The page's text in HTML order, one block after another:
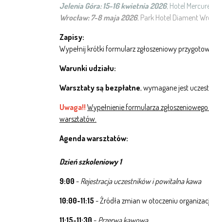
Jelenia Góra: 15-16 kwietnia 2026, Hotel
Wrocław: 7-8 maja 2026, Park Hotel Diament
Zapisy:
Wypełnij krótki formularz zgłoszeniowy
Warunki udziału:
Warsztaty są bezpłatne, wymagane jest
Uwaga!! Wypełnienie formularza
warsztatów.
Agenda warsztatów:
Dzień szkoleniowy 1
9:00 - Rejestracja uczestników i powitalna kawa
10:00-11:15 - Źródła zmian w otoczeniu